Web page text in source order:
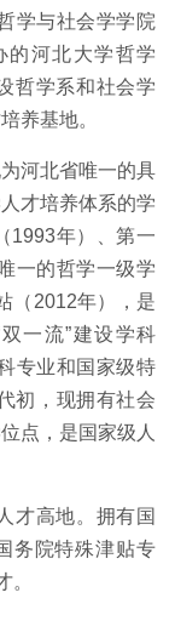
学与社会学学院
的河北大学哲学
哲学系和社会学
养基地。
河北省唯一的具
才培养体系的学
1993年）、第一
一的哲学一级学
（2012年），是
一流”建设学科
专业和国家级特
初，现拥有社会
点，是国家级人
才高地。拥有国
务院特殊津贴专
。